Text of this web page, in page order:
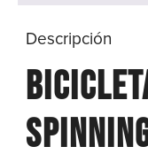
Descripción